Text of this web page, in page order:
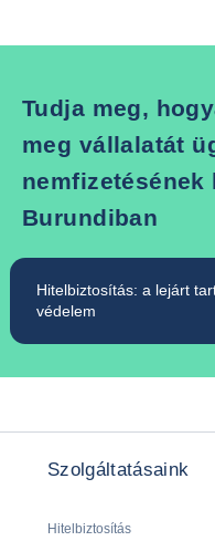
Tudja meg,
meg vállalatát
nemfizetésének
Burundiban
Hitelbiztosítás: a lejárt
védelem
Szolgáltatásaink
Hitelbiztosítás